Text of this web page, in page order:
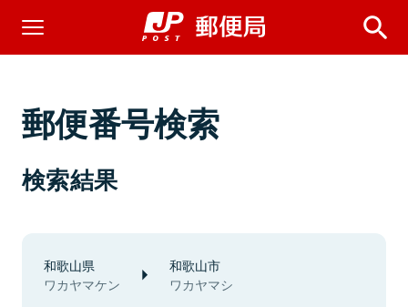
郵便番号検索
検索結果
和歌山県
ワカヤマケン
和歌山市
ワカヤマシ